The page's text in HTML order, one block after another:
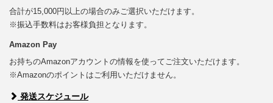
合計が15,000円以上の場合のみご選択いただけます。
※振込手数料はお客様負担となります。
Amazon Pay
お持ちのAmazonアカウントの情報を使ってご注文いただけます。
※Amazonのポイントはご利用いただけません。
発送スケジュール